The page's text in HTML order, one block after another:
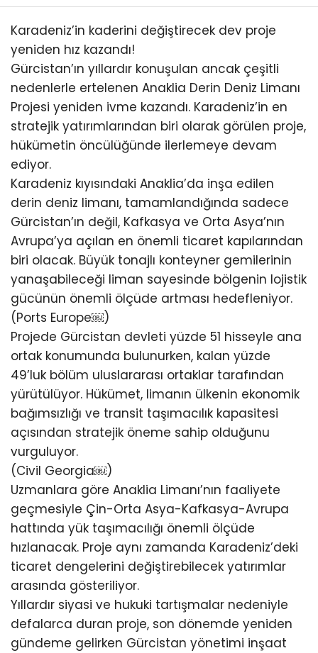
Karadeniz’in kaderini değiştirecek dev proje
yeniden hız kazandı!
Gürcistan’ın yıllardır konuşulan ancak çeşitli
nedenlerle ertelenen Anaklia Derin Deniz Limanı
Projesi yeniden ivme kazandı. Karadeniz’in en
stratejik yatırımlarından biri olarak görülen proje,
hükümetin öncülüğünde ilerlemeye devam
ediyor.
Karadeniz kıyısındaki Anaklia’da inşa edilen
derin deniz limanı, tamamlandığında sadece
Gürcistan’ın değil, Kafkasya ve Orta Asya’nın
Avrupa’ya açılan en önemli ticaret kapılarından
biri olacak. Büyük tonajlı konteyner gemilerinin
yanaşabileceği liman sayesinde bölgenin lojistik
gücünün önemli ölçüde artması hedefleniyor.
(Ports Europe⁠￼)
Projede Gürcistan devleti yüzde 51 hisseyle ana
ortak konumunda bulunurken, kalan yüzde
49’luk bölüm uluslararası ortaklar tarafından
yürütülüyor. Hükümet, limanın ülkenin ekonomik
bağımsızlığı ve transit taşımacılık kapasitesi
açısından stratejik öneme sahip olduğunu
vurguluyor.
(Civil Georgia⁠￼)
Uzmanlara göre Anaklia Limanı’nın faaliyete
geçmesiyle Çin-Orta Asya-Kafkasya-Avrupa
hattında yük taşımacılığı önemli ölçüde
hızlanacak. Proje aynı zamanda Karadeniz’deki
ticaret dengelerini değiştirebilecek yatırımlar
arasında gösteriliyor.
Yıllardır siyasi ve hukuki tartışmalar nedeniyle
defalarca duran proje, son dönemde yeniden
gündeme gelirken Gürcistan yönetimi inşaat